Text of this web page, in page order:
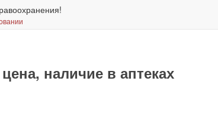
наличие в аптеках